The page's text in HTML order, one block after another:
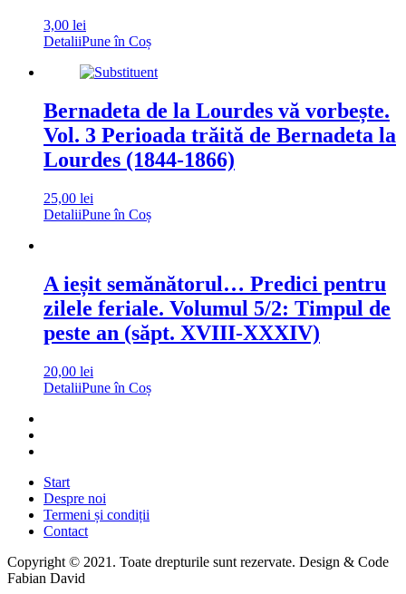
3,00 lei
DetaliiPune în Coș
Bernadeta de la Lourdes vă vorbește.
Vol. 3 Perioada trăită de Bernadeta la
Lourdes (1844-1866)
25,00 lei
DetaliiPune în Coș
A ieșit semănătorul… Predici pentru
zilele feriale. Volumul 5/2: Timpul de
peste an (săpt. XVIII-XXXIV)
20,00 lei
DetaliiPune în Coș
Start
Despre noi
Termeni și condiții
Contact
Copyright © 2021. Toate drepturile sunt rezervate. Design & Code
Fabian David